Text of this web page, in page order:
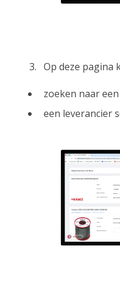
Op deze pagina
zoeken naar
een leverancier